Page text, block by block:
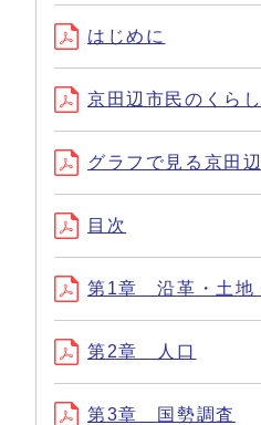
はじめに
京田辺市民のくらし
グラフで見る京田辺
目次
第1章 沿革・土地
第2章 人口
第3章 国勢調査